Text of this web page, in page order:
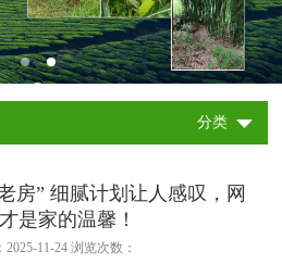
分类
房” 细腻计划让人感叹，网
是家的温馨！
11-24 浏览次数：